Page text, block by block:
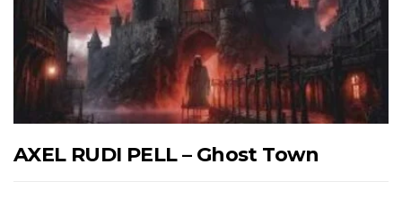
AXEL RUDI PELL – Ghost Town